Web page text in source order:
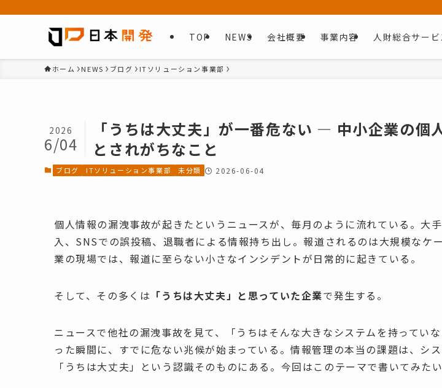
TOP NEWS 会社概要 事業内容 人財総合サー
ホーム NEWS ブログ ITソリューション事業部
「うちは大丈夫」が一番危ない ― 中小企業の個
とされがちなこと
2026
6/04
ブログ ITソリューション事業部 未分類 2026-06-04
個人情報の漏洩事故が起きたというニュースが、毎月のように流れている。大
入、SNSでの誤投稿、退職者による情報持ち出し。報道されるのは大規模なケ
業の現場では、報道に至らない小さなインシデントが日常的に起きている。
そして、その多くは 「うちは大丈夫」と思っていた企業で発生する。
ニュースで他社の漏洩事故を見て、「うちはそんな大きなシステムを持ってい
った瞬間に、すでに危ない兆候が始まっている。情報管理の本当の課題は、シス
「うちは大丈夫」という認識そのものにある。今回はこのテーマで書いてみたい